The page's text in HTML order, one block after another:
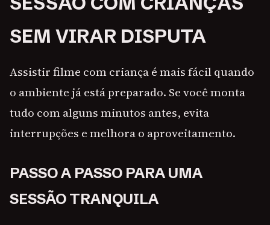
SEM VIRAR DISPUTA
Assistir filme com criança é mais fácil quando
o ambiente já está preparado. Se você monta
tudo com alguns minutos antes, evita
interrupções e melhora o aproveitamento.
PASSO A PASSO PARA UMA
SESSÃO TRANQUILA